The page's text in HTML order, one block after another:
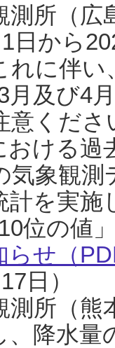
測所（
日から
に伴い
月及び4
意くだ
おける過
気象観
計を実
位の値
らせ（
日）
測所（熊
、降水